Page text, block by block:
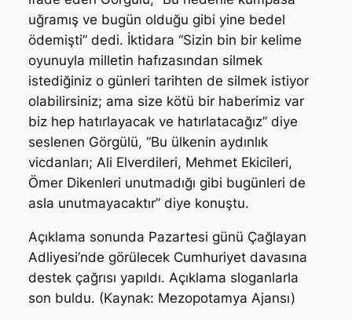
uğramış ve bugün olduğu gibi yine bedel
ödemişti” dedi. İktidara “Sizin bin bir kelime
oyunuyla milletin hafızasından silmek
istediğiniz o günleri tarihten de silmek istiyor
olabilirsiniz; ama size kötü bir haberimiz var
biz hep hatırlayacak ve hatırlatacağız” diye
seslenen Görgülü, “Bu ülkenin aydınlık
vicdanları; Ali Elverdileri, Mehmet Ekicileri,
Ömer Dikenleri unutmadığı gibi bugünleri de
asla unutmayacaktır” diye konuştu.
Açıklama sonunda Pazartesi günü Çağlayan
Adliyesi’nde görülecek Cumhuriyet davasına
destek çağrısı yapıldı. Açıklama sloganlarla
son buldu. (Kaynak: Mezopotamya Ajansı)